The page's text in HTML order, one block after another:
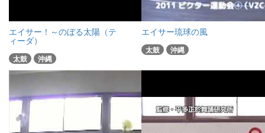
エイサー！～のぼる太陽（テ
ィーダ）
太鼓 沖縄
エイサー琉球の風
太鼓 沖縄